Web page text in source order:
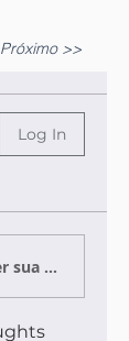
Próximo >>
Log In
sua opinião